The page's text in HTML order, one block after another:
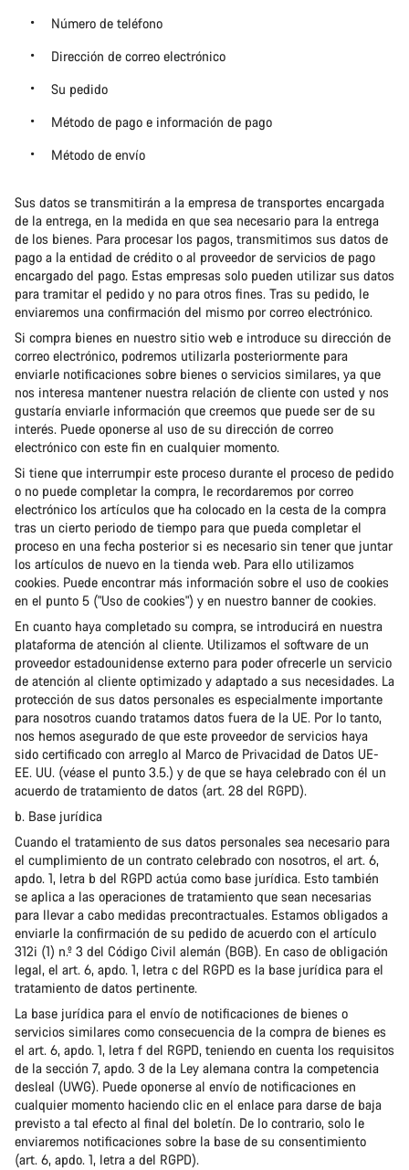
Número de teléfono
Dirección de correo electrónico
Su pedido
Método de pago e información de pago
Método de envío
Sus datos se transmitirán a la empresa de transportes encargada
de la entrega, en la medida en que sea necesario para la entrega
de los bienes. Para procesar los pagos, transmitimos sus datos de
pago a la entidad de crédito o al proveedor de servicios de pago
encargado del pago. Estas empresas solo pueden utilizar sus datos
para tramitar el pedido y no para otros fines. Tras su pedido, le
enviaremos una confirmación del mismo por correo electrónico.
Si compra bienes en nuestro sitio web e introduce su dirección de
correo electrónico, podremos utilizarla posteriormente para
enviarle notificaciones sobre bienes o servicios similares, ya que
nos interesa mantener nuestra relación de cliente con usted y nos
gustaría enviarle información que creemos que puede ser de su
interés. Puede oponerse al uso de su dirección de correo
electrónico con este fin en cualquier momento.
Si tiene que interrumpir este proceso durante el proceso de pedido
o no puede completar la compra, le recordaremos por correo
electrónico los artículos que ha colocado en la cesta de la compra
tras un cierto periodo de tiempo para que pueda completar el
proceso en una fecha posterior si es necesario sin tener que juntar
los artículos de nuevo en la tienda web. Para ello utilizamos
cookies. Puede encontrar más información sobre el uso de cookies
en el punto 5 ("Uso de cookies") y en nuestro banner de cookies.
En cuanto haya completado su compra, se introducirá en nuestra
plataforma de atención al cliente. Utilizamos el software de un
proveedor estadounidense externo para poder ofrecerle un servicio
de atención al cliente optimizado y adaptado a sus necesidades. La
protección de sus datos personales es especialmente importante
para nosotros cuando tratamos datos fuera de la UE. Por lo tanto,
nos hemos asegurado de que este proveedor de servicios haya
sido certificado con arreglo al Marco de Privacidad de Datos UE-
EE. UU. (véase el punto 3.5.) y de que se haya celebrado con él un
acuerdo de tratamiento de datos (art. 28 del RGPD).
b. Base jurídica
Cuando el tratamiento de sus datos personales sea necesario para
el cumplimiento de un contrato celebrado con nosotros, el art. 6,
apdo. 1, letra b del RGPD actúa como base jurídica. Esto también
se aplica a las operaciones de tratamiento que sean necesarias
para llevar a cabo medidas precontractuales. Estamos obligados a
enviarle la confirmación de su pedido de acuerdo con el artículo
312i (1) n.º 3 del Código Civil alemán (BGB). En caso de obligación
legal, el art. 6, apdo. 1, letra c del RGPD es la base jurídica para el
tratamiento de datos pertinente.
La base jurídica para el envío de notificaciones de bienes o
servicios similares como consecuencia de la compra de bienes es
el art. 6, apdo. 1, letra f del RGPD, teniendo en cuenta los requisitos
de la sección 7, apdo. 3 de la Ley alemana contra la competencia
desleal (UWG). Puede oponerse al envío de notificaciones en
cualquier momento haciendo clic en el enlace para darse de baja
previsto a tal efecto al final del boletín. De lo contrario, solo le
enviaremos notificaciones sobre la base de su consentimiento
(art. 6, apdo. 1, letra a del RGPD).